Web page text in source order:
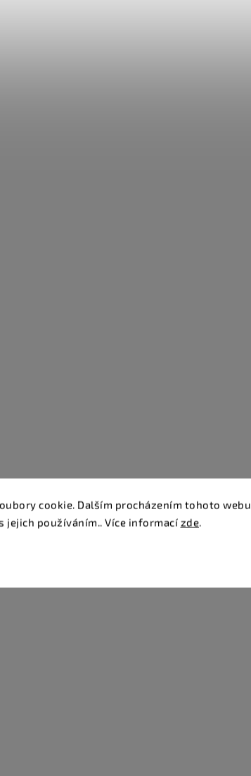
cookie. Dalším procházením tohoto webu
jejich používáním.. Více informací zde.